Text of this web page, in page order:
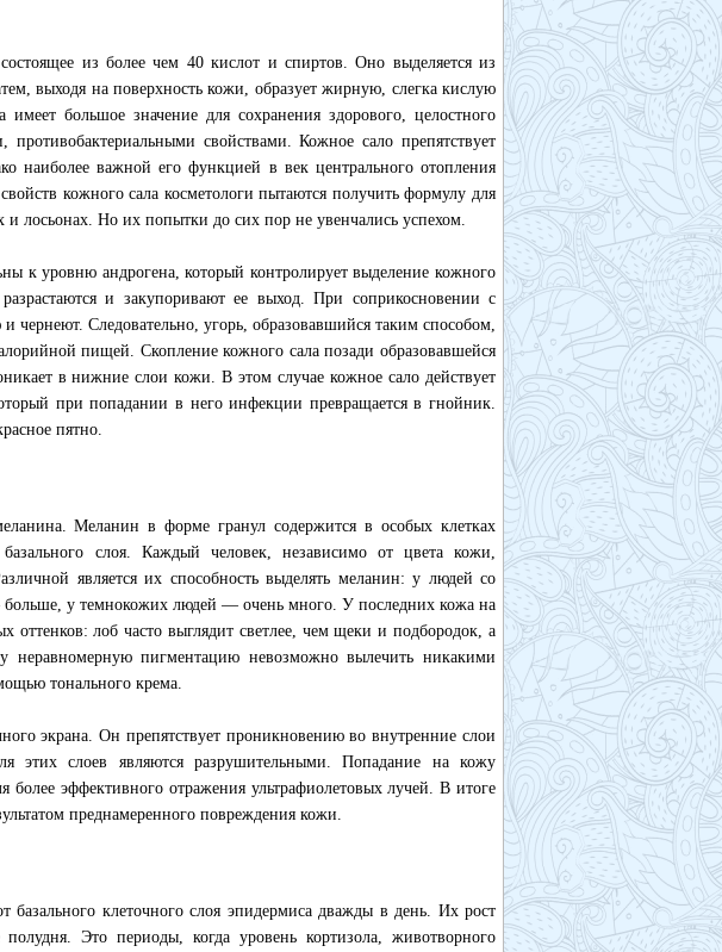
из более чем 40 кислот и спиртов. Оно выделяется из
выходя на поверхность кожи, образует жирную, слегка кислую
большое значение для сохранения здорового, целостного
противобактериальными свойствами. Кожное сало препятствует
наиболее важной его функцией в век центрального отопления
кожного сала косметологи пытаются получить формулу для
лосьонах. Но их попытки до сих пор не увенчались успехом.
к уровню андрогена, который контролирует выделение кожного
и закупоривают ее выход. При соприкосновении с
чернеют. Следовательно, угорь, образовавшийся таким способом,
пищей. Скопление кожного сала позади образовавшейся
в нижние слои кожи. В этом случае кожное сало действует
при попадании в него инфекции превращается в гнойник.
пятно.
Меланин в форме гранул содержится в особых клетках
слоя. Каждый человек, независимо от цвета кожи,
является их способность выделять меланин: у людей со
больше, у темнокожих людей — очень много. У последних кожа на
лоб часто выглядит светлее, чем щеки и подбородок, а
неравномерную пигментацию невозможно вылечить никакими
тонального крема.
экрана. Он препятствует проникновению во внутренние слои
этих слоев являются разрушительными. Попадание на кожу
более эффективного отражения ультрафиолетовых лучей. В итоге
преднамеренного повреждения кожи.
базального клеточного слоя эпидермиса дважды в день. Их рост
Это периоды, когда уровень кортизола, животворного